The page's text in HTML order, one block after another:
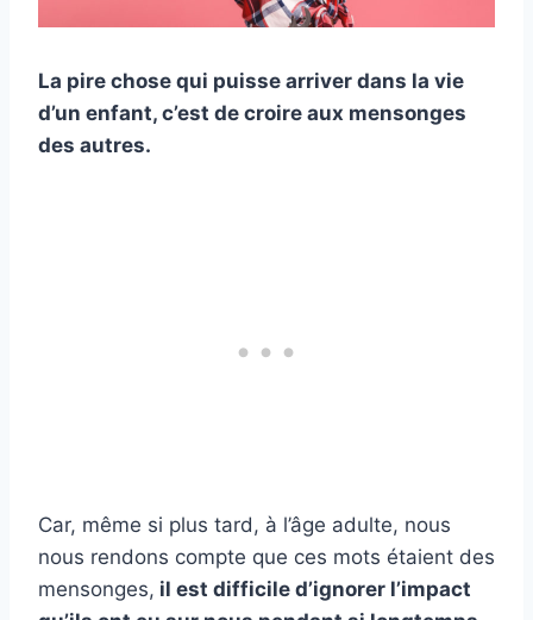
La pire chose qui puisse arriver dans la vie
d’un enfant, c’est de croire aux mensonges
des autres.
Car, même si plus tard, à l’âge adulte, nous
nous rendons compte que ces mots étaient des
mensonges, il est difficile d’ignorer l’impact